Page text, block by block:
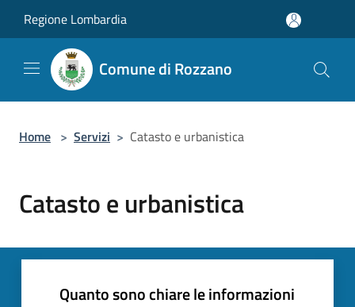
Regione Lombardia
Comune di Rozzano
Home > Servizi > Catasto e urbanistica
Catasto e urbanistica
Quanto sono chiare le informazioni